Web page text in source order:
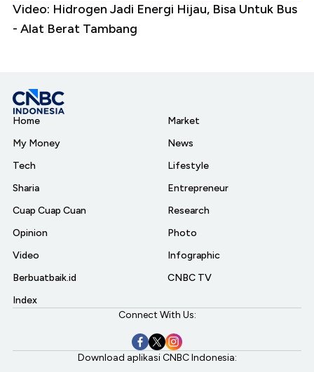
Video: Hidrogen Jadi Energi Hijau, Bisa Untuk Bus
- Alat Berat Tambang
Home
My Money
Tech
Sharia
Cuap Cuap Cuan
Opinion
Video
Berbuatbaik.id
Index
Market
News
Lifestyle
Entrepreneur
Research
Photo
Infographic
CNBC TV
Connect With Us:
Download aplikasi CNBC Indonesia: